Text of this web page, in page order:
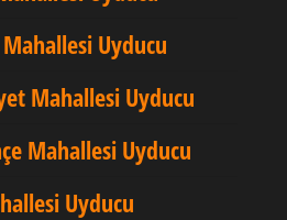
Uyducu
Mahallesi Uyducu
Mahallesi Uyducu
Uyducu